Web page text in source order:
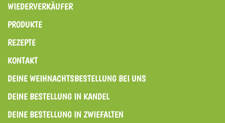
WIEDERVERKÄUFER
PRODUKTE
REZEPTE
KONTAKT
DEINE WEIHNACHTSBESTELLUNG BEI UNS
DEINE BESTELLUNG IN KANDEL
DEINE BESTELLUNG IN ZWIEFALTEN